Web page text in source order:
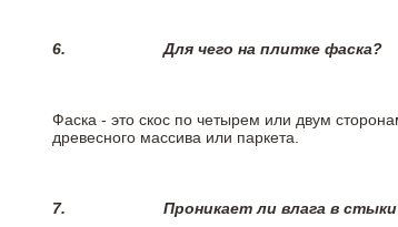
6.Для чего на плитке фаска?
Фаска - это скос по четырем или двум
древесного массива или паркета.
7. Проникает ли влага в